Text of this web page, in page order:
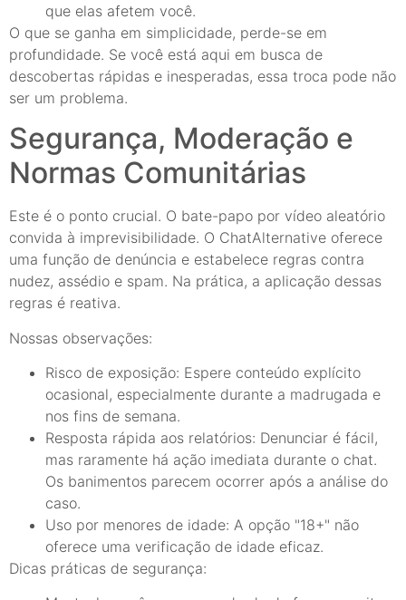
que elas afetem você.
O que se ganha em simplicidade, perde-se em
profundidade. Se você está aqui em busca de
descobertas rápidas e inesperadas, essa troca pode não
ser um problema.
Segurança, Moderação e
Normas Comunitárias
Este é o ponto crucial. O bate-papo por vídeo aleatório
convida à imprevisibilidade. O ChatAlternative oferece
uma função de denúncia e estabelece regras contra
nudez, assédio e spam. Na prática, a aplicação dessas
regras é reativa.
Nossas observações:
Risco de exposição: Espere conteúdo explícito
ocasional, especialmente durante a madrugada e
nos fins de semana.
Resposta rápida aos relatórios: Denunciar é fácil,
mas raramente há ação imediata durante o chat.
Os banimentos parecem ocorrer após a análise do
caso.
Uso por menores de idade: A opção "18+" não
oferece uma verificação de idade eficaz.
Dicas práticas de segurança: